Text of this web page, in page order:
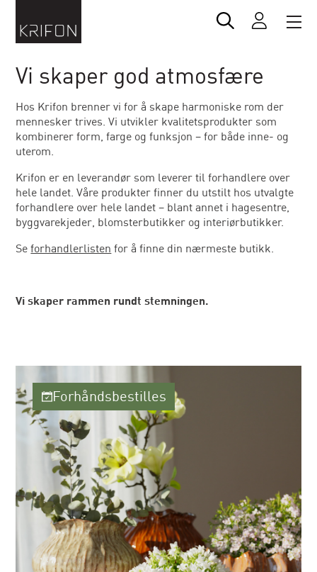
Vi skaper god atmosfære
Hos Krifon brenner vi for å skape harmoniske rom der
mennesker trives. Vi utvikler kvalitetsprodukter som
kombinerer form, farge og funksjon – for både inne- og
uterom.
Krifon er en leverandør som leverer til forhandlere over
hele landet. Våre produkter finner du utstilt hos utvalgte
forhandlere over hele landet – blant annet i hagesentre,
byggvarekjeder, blomsterbutikker og interiørbutikker.
Seforhandlerlisten for å finne din nærmeste butikk.
Vi skaper rammen rundt stemningen.
Forhåndsbestilles